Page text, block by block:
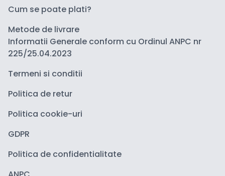
Cum se poate plati?
Metode de livrare
Informatii Generale conform cu Ordinul ANPC nr
225/25.04.2023
Termeni si conditii
Politica de retur
Politica cookie-uri
GDPR
Politica de confidentialitate